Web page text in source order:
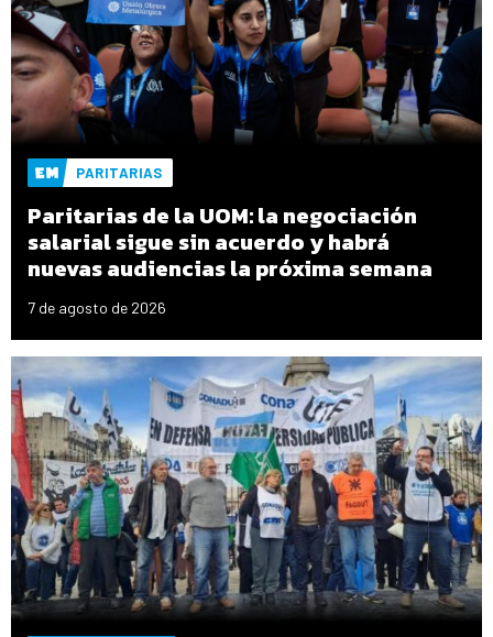
PARITARIAS
Paritarias de la UOM: la negociación
salarial sigue sin acuerdo y habrá
nuevas audiencias la próxima semana
7 de agosto de 2026